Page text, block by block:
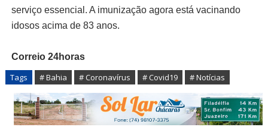
serviço essencial. A imunização agora está vacinando
idosos acima de 83 anos.
Correio 24horas
Tags # Bahia # Coronavírus # Covid19 # Notícias